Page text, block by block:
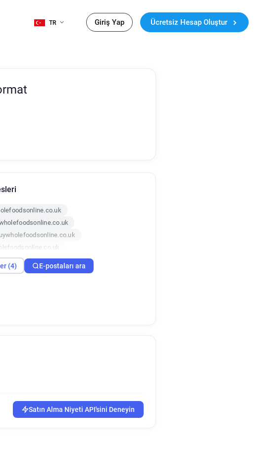
TR Giriş Yap Ücretsiz Hesap Oluştur
(4) E-postaları ara
Satın Alma Niyeti API'sini Deneyin